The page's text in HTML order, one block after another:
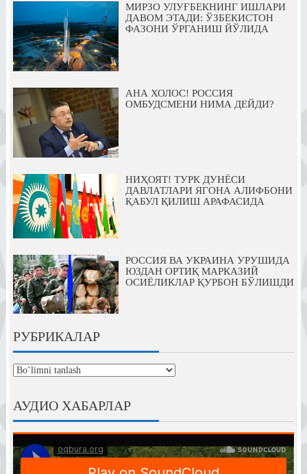
МИРЗО УЛУҒБЕКНИНГ ИШЛАРИ
ДАВОМ ЭТАДИ: ЎЗБЕКИСТОН
ФАЗОНИ ЎРГАНИШ ЙЎЛИДА
АНА ХОЛОС! РОССИЯ
ОМБУДСМЕНИ НИМА ДЕЙДИ?
НИҲОЯТ! ТУРК ДУНЁСИ
ДАВЛАТЛАРИ ЯГОНА АЛИФБОНИ
ҚАБУЛ ҚИЛИШ АРАФАСИДА
РОССИЯ ВА УКРАИНА УРУШИДА
ЮЗДАН ОРТИҚ МАРКАЗИЙ
ОСИЁЛИКЛАР ҚУРБОН БЎЛИШДИ
РУБРИКАЛАР
рубрикалар
АУДИО ХАБАРЛАР